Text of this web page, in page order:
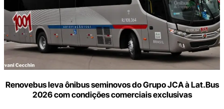
Renovebus leva ônibus seminovos do Grupo JCA à Lat.Bus
2026 com condições comerciais exclusivas